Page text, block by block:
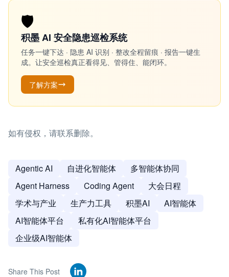
🛡️
积墨 AI 安全隐患巡检系统
任务一键下达 · 隐患 AI 识别 · 整改全程留痕 · 报告一键生
成。让安全巡检真正看得见、管得住、能闭环。
了解方案
如有侵权，请联系删除。
Agentic AI 自进化智能体
多智能体协同
Agent Harness
Coding Agent
大会日程
学术与产业
生产力工具 积墨AI
AI智能体
AI智能体平台
私有化AI智能体平台
企业级AI智能体
Share This Post